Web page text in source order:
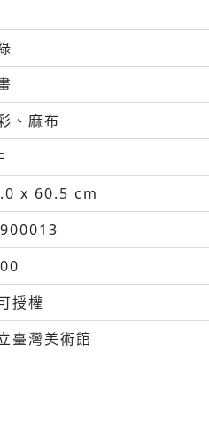
、麻布
x 60.5 cm
授權
臺灣美術館